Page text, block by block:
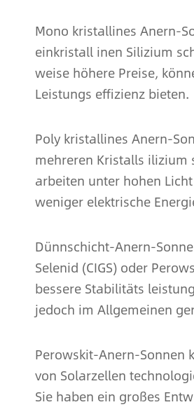
Mono kristallines Anern-
einkristall inen Silizium
weise höhere Preise,
Leistungs effizienz bieten.
Poly kristallines Anern-
mehreren Kristalls ilizium
arbeiten unter hohen
weniger elektrische
Dünnschicht-Anern-
Selenid (CIGS) oder
bessere Stabilitäts
jedoch im Allgemeinen
Perowskit-Anern-Sonnen
von Solarzellen
Sie haben ein großes